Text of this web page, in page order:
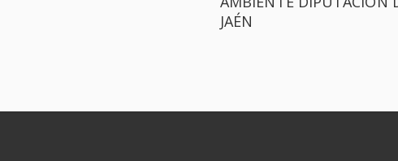
JAÉN